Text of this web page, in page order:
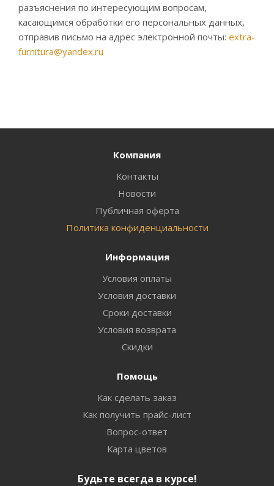
разъяснения по интересующим вопросам,
касающимся обработки его персональных данных,
отправив письмо на адрес электронной почты: extra-
furnitura@yandex.ru
Компания
Контакты
Новости
Публичная оферта
Политика конфиденциальности
Информация
Условия оплаты
Условия доставки
Сроки доставки
Условия возврата
Скидки
Помощь
Как сделать заказ
Как получить прайс-лист
Вопрос-ответ
Карта цветов
Будьте всегда в курсе!